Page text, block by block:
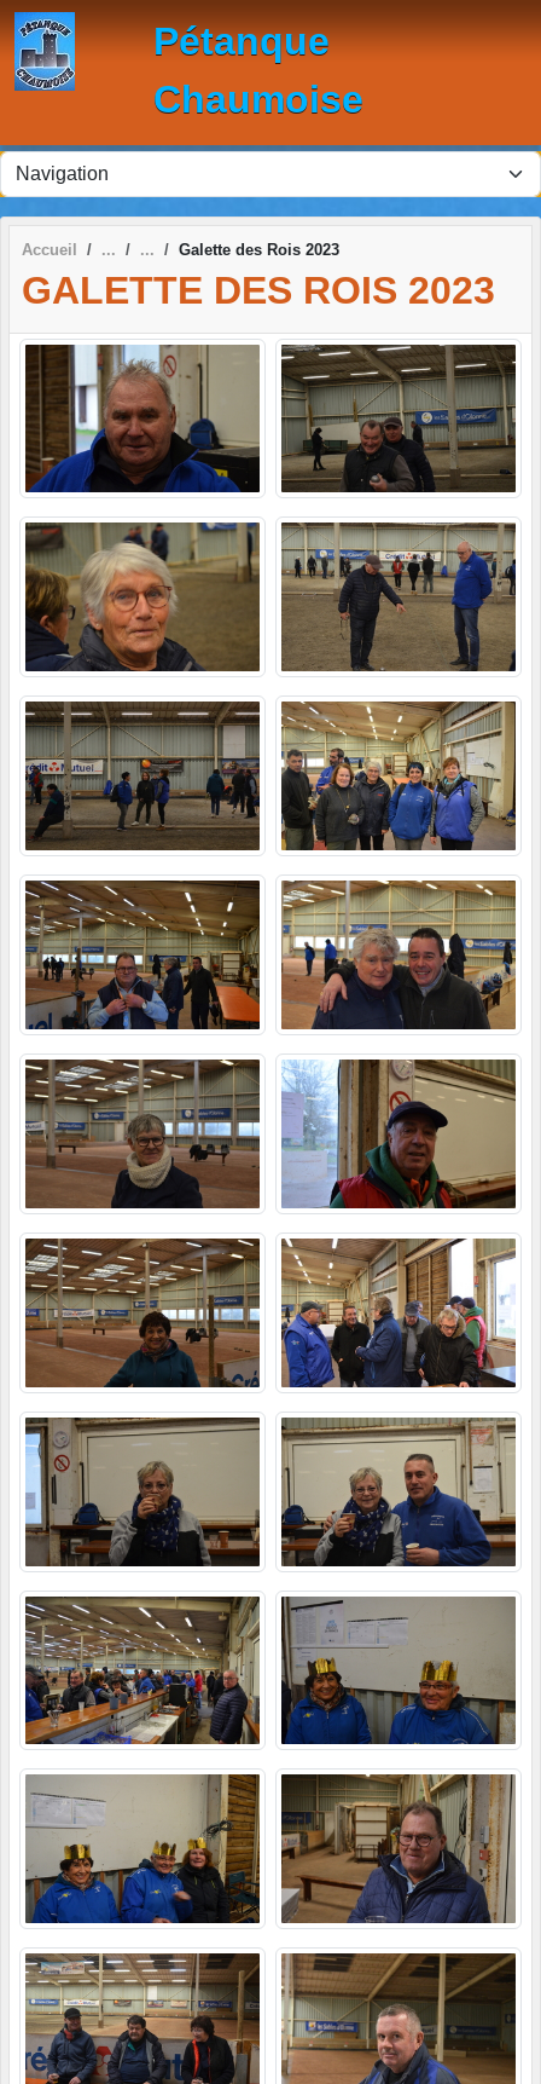
Pétanque
Chaumoise
Accueil Galette des Rois 2023
GALETTE DES ROIS 2023
Panneau de gestion des cookies